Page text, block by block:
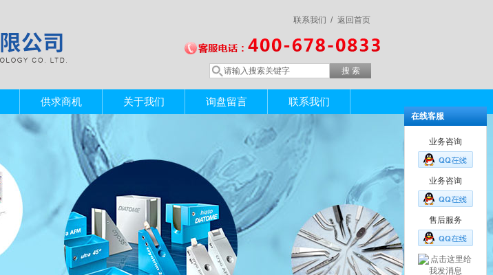
返回首页
联系我们 /
供求商机 关于我们 询盘留言 联系我们
在线客服
业务咨询
业务咨询
售后服务